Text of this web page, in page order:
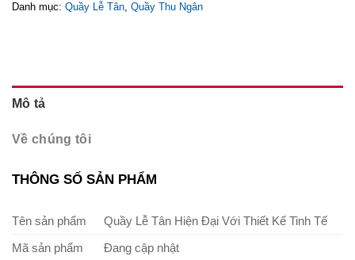
Danh mục: Quầy Lễ Tân, Quầy Thu Ngân
Mô tả
Về chúng tôi
THÔNG SỐ SẢN PHẨM
Tên sản phẩm
Quầy Lễ Tân Hiện Đại Với Thiết Kế Tinh Tế
Mã sản phẩm
Đang cập nhật